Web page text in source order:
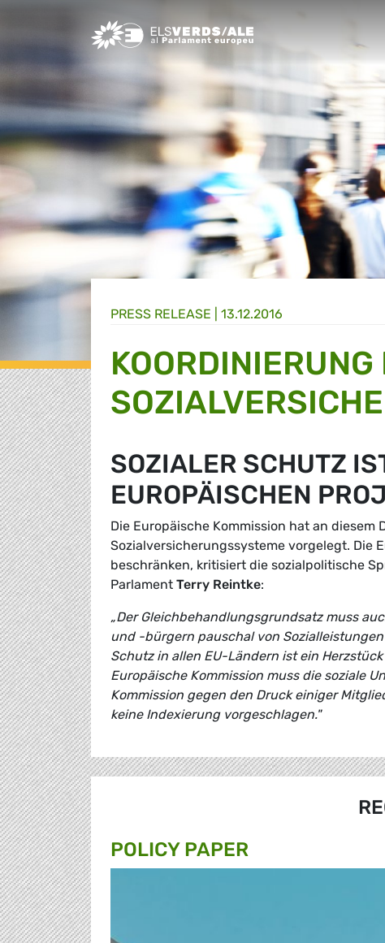
Greens/EFA Home
PRESS RELEASE | 13.12.2016
KOORDINIERUNG
SOZIALER SCHUTZ
EUROPÄISCHEN
Die Europäische Kommission hat an
Sozialversicherungssysteme vorgelegt. Die
beschränken, kritisiert die sozialpolitische
Parlament Terry Reintke:
„Der Gleichbehandlungsgrundsatz muss
und -bürgern pauschal von
Schutz in allen EU-Ländern ist ein
Europäische Kommission muss die soziale
Kommission gegen den Druck einiger
keine Indexierung vorgeschlagen."
POLICY PAPER